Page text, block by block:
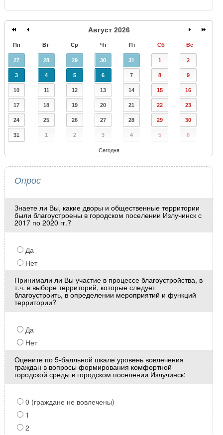
Август 2026
Пн Вт Ср Чт Пт Сб Вс
27 28 29 30 31 1 2
3 4 5 6 7 8 9
10 11 12 13 14 15 16
17 18 19 20 21 22 23
24 25 26 27 28 29 30
31 1 2 3 4 5 6
Сегодня
Опрос
Знаете ли Вы, какие дворы и общественные территории
были благоустроены в городском поселении Излучинск с
2017 по 2020 гг.?
Да
Нет
Принимали ли Вы участие в процессе благоустройства, в
т.ч. в выборе территорий, которые следует
благоустроить, в определении мероприятий и функций
территории?
Да
Нет
Оцените по 5-балльной шкале уровень вовлечения
граждан в вопросы формирования комфортной
городской среды в городском поселении Излучинск:
0 (граждане не вовлечены)
1
2